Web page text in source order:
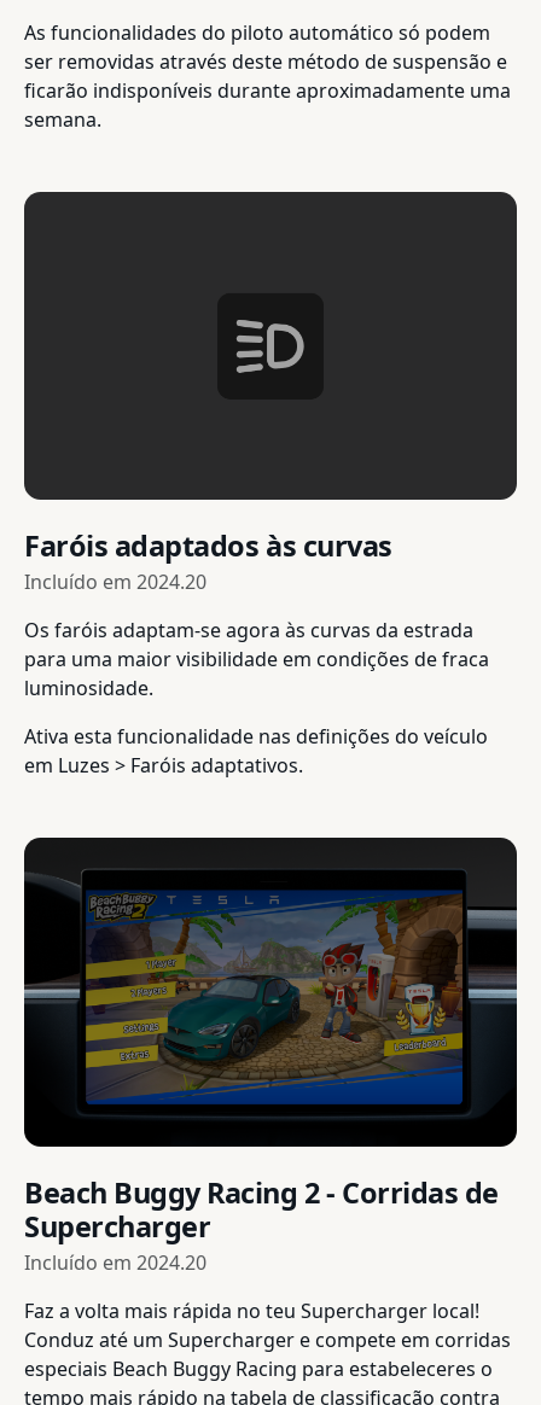
As funcionalidades do piloto automático só podem
ser removidas através deste método de suspensão e
ficarão indisponíveis durante aproximadamente uma
semana.
Faróis adaptados às curvas
Incluído em 2024.20
Os faróis adaptam-se agora às curvas da estrada
para uma maior visibilidade em condições de fraca
luminosidade.
Ativa esta funcionalidade nas definições do veículo
em Luzes > Faróis adaptativos.
Beach Buggy Racing 2 - Corridas de
Supercharger
Incluído em 2024.20
Faz a volta mais rápida no teu Supercharger local!
Conduz até um Supercharger e compete em corridas
especiais Beach Buggy Racing para estabeleceres o
tempo mais rápido na tabela de classificação contra